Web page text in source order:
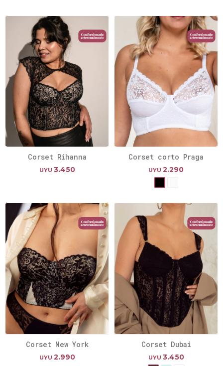
Corset Rihanna
UYU 3.450
Corset corto Praga
UYU 2.290
Corset New York
UYU 2.990
Corset Dubai
UYU 3.450